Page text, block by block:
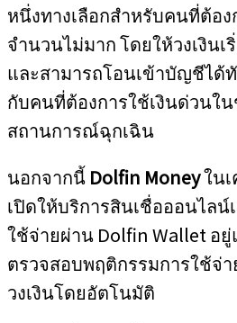
หนึ่งทางเลือกสำหรับคนที่ต้อ
จำนวนไม่มาก โดยให้วงเงินเ
และสามารถโอนเข้าบัญชีได้
กับคนที่ต้องการใช้เงินด่วนใ
สถานการณ์ฉุกเฉิน
นอกจากนี้ Dolfin Moneyใน
เปิดให้บริการสินเชื่อออนไล
ใช้จ่ายผ่าน Dolfin Wallet อยู่
ตรวจสอบพฤติกรรมการใช้จ่
วงเงินโดยอัตโนมัติ